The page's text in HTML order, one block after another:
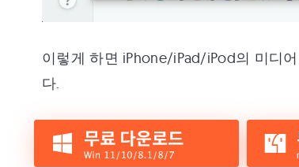
이렇게 하면 iPhone/iPad/iPod의 미디
다.